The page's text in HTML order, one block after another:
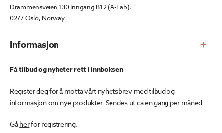
Informasjon
Drammensveien 130 Inngang B12 (A-Lab),
0277 Oslo, Norway
Få tilbud og nyheter rett i innboksen
Register deg for å motta vårt nyhetsbrev med tilbud og
informasjon om nye produkter. Sendes ut ca en gang per måned.
Gåherfor registrering.